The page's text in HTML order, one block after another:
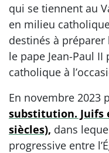
qui se tiennent au
en milieu
destinés à
le pape Jean-Paul
catholique à
En novembre 2023
substitution. Juifs
siècles), dans
progressive entre